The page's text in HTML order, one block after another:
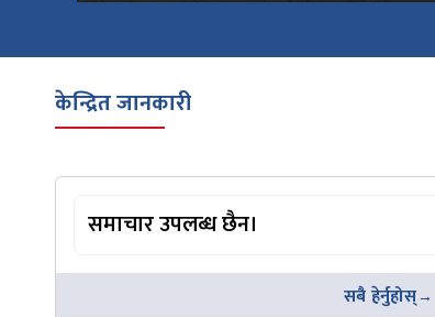
केन्द्रित जानकारी
समाचार उपलब्ध छैन।
सबै हेर्नुहोस्